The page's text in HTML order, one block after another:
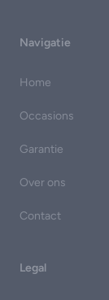
Navigatie
Home
Occasions
Garantie
Over ons
Contact
Legal